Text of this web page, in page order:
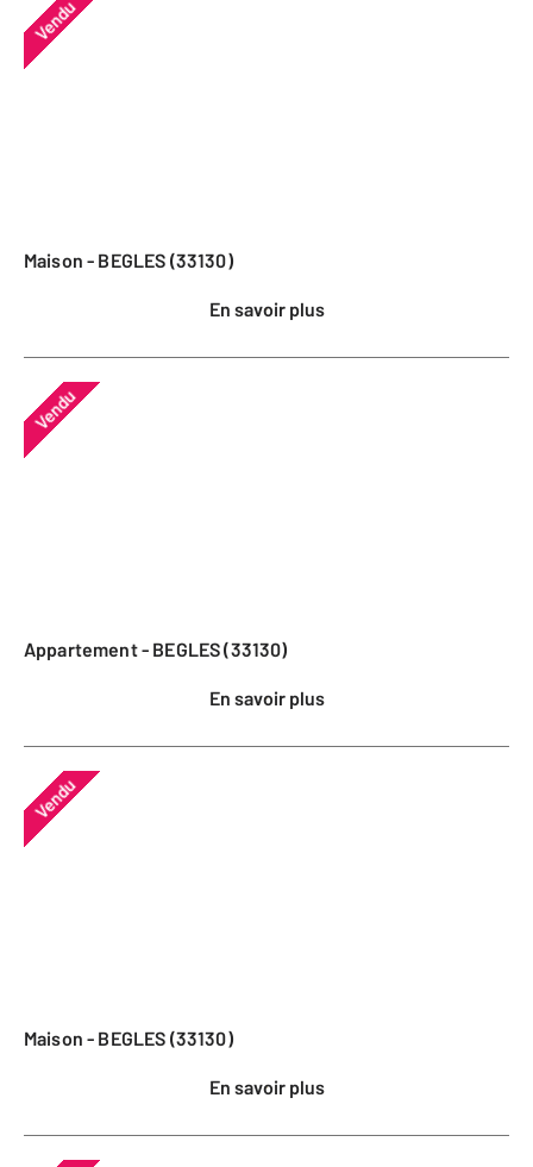
Vendu
Maison - BEGLES (33130)
En savoir plus
Vendu
Appartement - BEGLES (33130)
En savoir plus
Vendu
Maison - BEGLES (33130)
En savoir plus